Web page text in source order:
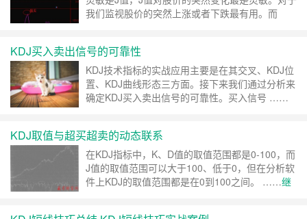
我们监视股价的突然上涨或者下跌最有用。而
KDJ买入卖出信号的可靠性
KDJ技术指标的实战应用主要是在其交叉、KDJ位
置、KDJ曲线形态三方面。接下来我们通过分析来
确定KDJ买入卖出信号的可靠性。买入信号 ……
KDJ取值与超买超卖的动态联系
在KDJ指标中，K、D值的取值范围都是0-100，而
J值的取值范围可以大于100、低于0，但在分析软
件上KDJ的取值范围都是在0到100之间。 ……继